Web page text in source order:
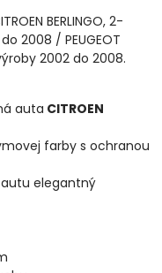
BERLINGO, 2-
2008 / PEUGEOT
2002 do 2008.
auta CITROEN
farby s ochranou
elegantný